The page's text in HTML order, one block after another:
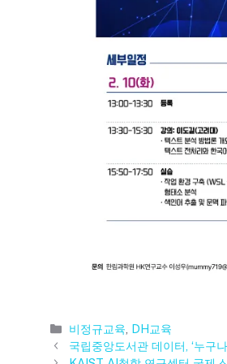
카
테
비정규교육 DH교육
국립중앙도서관 데이터, ‘누구